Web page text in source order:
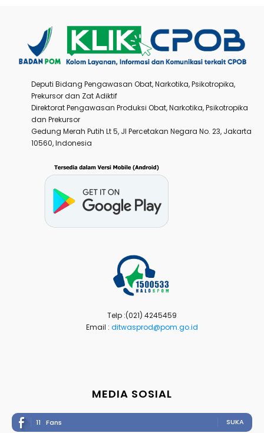
Deputi Bidang Pengawasan Obat, Narkotika, Psikotropika,
Prekursor dan Zat Adiktif
Direktorat Pengawasan Produksi Obat, Narkotika, Psikotropika
dan Prekursor
Gedung Merah Putih Lt 5, Jl Percetakan Negara No. 23, Jakarta
10560, Indonesia
Telp :(021) 4245459
Email : ditwasprod@pom.go.id
MEDIA SOSIAL
11 Fans SUKA